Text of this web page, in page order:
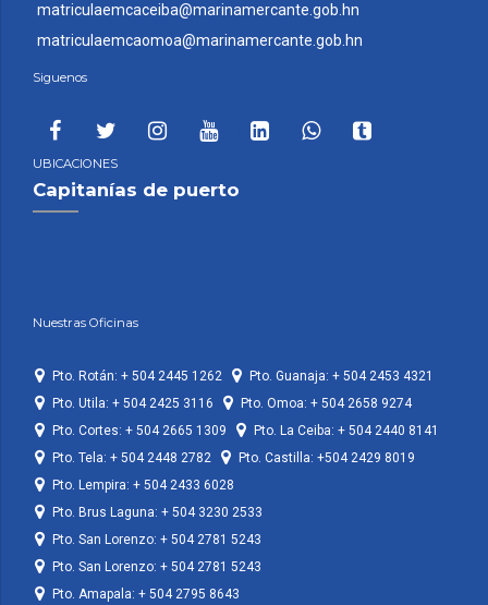
matriculaemcaceiba@marinamercante.gob.hn
matriculaemcaomoa@marinamercante.gob.hn
Siguenos
UBICACIONES
Capitanías de puerto
Nuestras Oficinas
Pto. Rotán: + 504 2445 1262
Pto. Guanaja: + 504 2453 4321
Pto. Utila: + 504 2425 3116
Pto. Omoa: + 504 2658 9274
Pto. Cortes: + 504 2665 1309
Pto. La Ceiba: + 504 2440 8141
Pto. Tela: + 504 2448 2782
Pto. Castilla: +504 2429 8019
Pto. Lempira: + 504 2433 6028
Pto. Brus Laguna: + 504 3230 2533
Pto. San Lorenzo: + 504 2781 5243
Pto. San Lorenzo: + 504 2781 5243
Pto. Amapala: + 504 2795 8643